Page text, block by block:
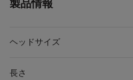
製品情報
ヘッドサイズ
長さ